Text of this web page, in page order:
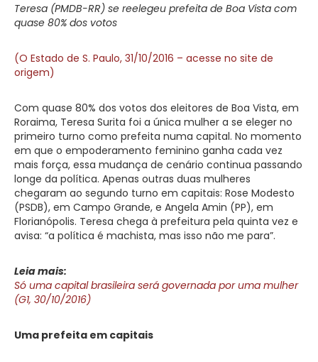
Teresa (PMDB-RR) se reelegeu prefeita de Boa Vista com
quase 80% dos votos
(O Estado de S. Paulo, 31/10/2016 – acesse no site de
origem)
Com quase 80% dos votos dos eleitores de Boa Vista, em
Roraima, Teresa Surita foi a única mulher a se eleger no
primeiro turno como prefeita numa capital. No momento
em que o empoderamento feminino ganha cada vez
mais força, essa mudança de cenário continua passando
longe da política. Apenas outras duas mulheres
chegaram ao segundo turno em capitais: Rose Modesto
(PSDB), em Campo Grande, e Angela Amin (PP), em
Florianópolis. Teresa chega à prefeitura pela quinta vez e
avisa: “a política é machista, mas isso não me para”.
Leia mais:
Só uma capital brasileira será governada por uma mulher
(G1, 30/10/2016)
Uma prefeita em capitais